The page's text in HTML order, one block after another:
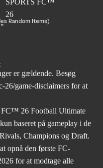
Random Items)
er gældende. Besøg
26/game-disclaimers for at
26 Football Ultimate
baseret på gameplay i de
Champions og Draft.
opnå den første FC-
for at modtage alle